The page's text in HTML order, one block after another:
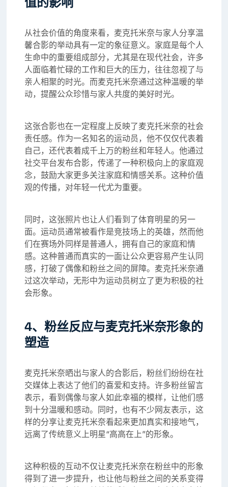
从社会价值的角度来看，麦克托米奈与家人分享温
馨合影的举动具有一定的象征意义。家庭是每个人
生命中的重要组成部分，尤其是在现代社会，许多
人面临着忙碌的工作和巨大的压力，往往忽视了与
亲人相聚的时光。而麦克托米奈通过这种温暖的举
动，提醒公众珍惜与家人共度的美好时光。
这张合影也在一定程度上反映了麦克托米奈的社会
责任感。作为一名知名的运动员，他不仅仅代表着
自己，还代表着成千上万的粉丝和年轻人。他通过
社交平台发布合影，传递了一种积极向上的家庭观
念，鼓励大家更多关注家庭和情感关系。这种价值
观的传播，对年轻一代尤为重要。
同时，这张照片也让人们看到了体育明星的另一
面。运动员通常被看作是竞技场上的英雄，然而他
们在赛场外同样是普通人，拥有自己的家庭和情
感。这种普通而真实的一面让公众更容易产生认同
感，打破了偶像和粉丝之间的屏障。麦克托米奈通
过这次举动，无形中为运动员树立了更为积极的社
会形象。
4、粉丝反应与麦克托米奈形象的
塑造
麦克托米奈晒出与家人的合影后，粉丝们纷纷在社
交媒体上表达了他们的喜爱和支持。许多粉丝留言
表示，看到偶像与家人如此幸福的模样，让他们感
到十分温暖和感动。同时，也有不少网友表示，这
样的分享让麦克托米奈看起来更加真实和接地气，
远离了传统意义上明星“高高在上”的形象。
这种积极的互动不仅让麦克托米奈在粉丝中的形象
得到了进一步提升，也让他与粉丝之间的关系变得